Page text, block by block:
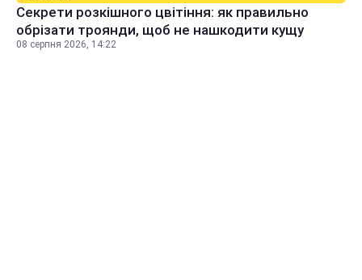
Секрети розкішного цвітіння: як правильно
обрізати троянди, щоб не нашкодити кущу
08 серпня 2026, 14:22